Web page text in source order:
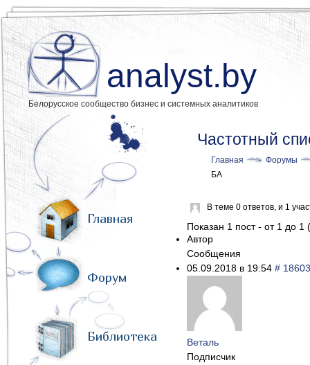
analyst.by
Белорусское сообщество бизнес и системных аналитиков
Главная
Форум
Библиотека
Частотный
Главная
Форумы
БА
В теме 0 ответов, и 1
Показан 1 пост - от 1 до 1
Автор
Сообщения
05.09.2018 в 19:54 # 18603
Веталь
Подписчик